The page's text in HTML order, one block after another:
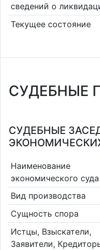
сведений о
Текущее состояние
СУДЕБНЫЕ
СУДЕБНЫЕ
Наименование
экономического суда
Вид производства
Сущность спора
Истцы, Взыскатели,
Заявители,